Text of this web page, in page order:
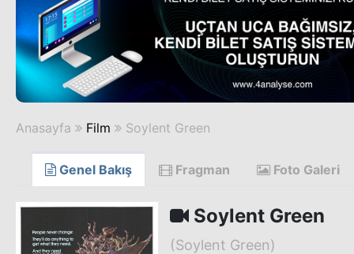
Anasayfa Film Soylent Green
Genel Bakış Fragman Foto Galeri
Soylent Green
(Soylent Green)